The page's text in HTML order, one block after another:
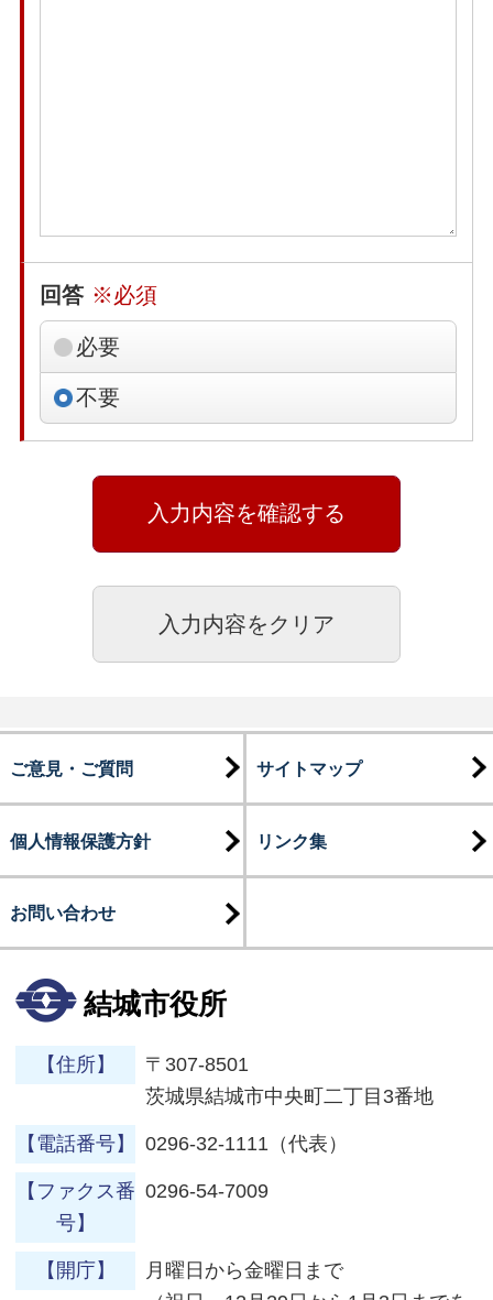
回答 ※必須
必要
不要
ご意見・ご質問 サイトマップ
個人情報保護方針 リンク集
お問い合わせ
結城市役所
【住所】
〒307-8501
茨城県結城市中央町二丁目3番地
【電話番号】 0296-32-1111（代表）
【ファクス番
号】
0296-54-7009
【開庁】
月曜日から金曜日まで